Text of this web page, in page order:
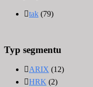
tak (79)
Typ segmentu
ARIX (12)
HRK (2)